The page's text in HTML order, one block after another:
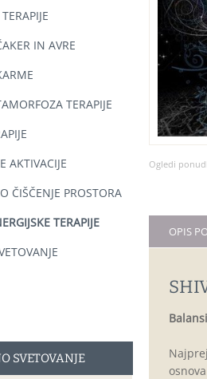
IN AVRE
TERAPIJE
AKTIVACIJE
ČIŠČENJE PROSTORA
TERAPIJE
SVETOVANJE
Ogledi
OPIS